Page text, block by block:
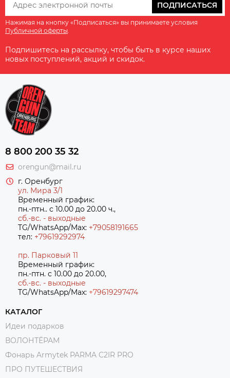
ПОДПИСАТЬСЯ
Нажимая на кнопку «Подписаться» вы принимаете условия
Публичной оферты.
Подпишитесь на рассылку, чтобы быть в курсе наших
новых поступлений, акций и скидок.
8 800 200 35 32
orengun@mail.ru
г. Оренбург
ул. Мира 3/1
Временный график:
пн.-птн.. с 10.00 до 20.00 ч.,
сб.-вс. - выходные
TG/WhatsApp/Max: +79058191665
тел: +79619292974
пр. Парковый 11
Временный график:
пн.-птн. с 10.00 до 20.00,
сб.-вс. - выходные
TG/WhatsApp/Max: +79619297474
КАТАЛОГ
Идеи подарков
ВОЛОНТЁРАМ
Фонарь Armytek PARMA C2IR PRO
ПРО ПУТЕШЕСТВИЯ